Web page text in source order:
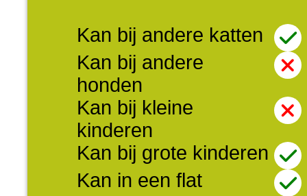
Kan bij andere katten
Kan bij andere
honden
Kan bij kleine
kinderen
Kan bij grote kinderen
Kan in een flat